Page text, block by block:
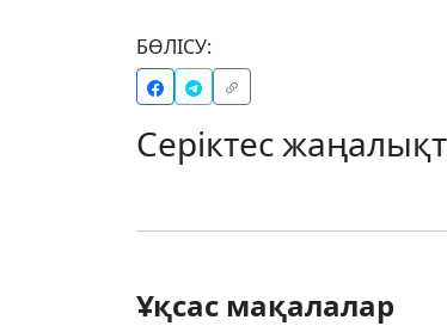
БӨЛІСУ:
Серіктес
Ұқсас мақалалар